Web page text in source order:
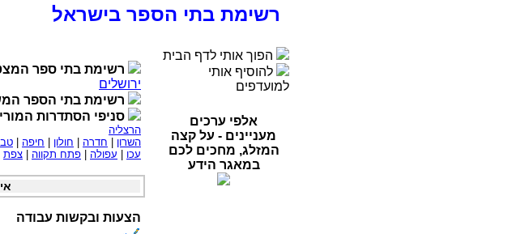
רשימת בתי הספר בישראל
הפוך אותי לדף הבית
להוסיף אותי
למועדפים
אלפי ערכים
מעניינים - על קצה
המזלג, מחכים לכם
במאגר הידע
רשימת בתי ספר
ירושלים
רשימת בתי הספר
סניפי הסתדרות
הרצליה
השרון
חדרה חולון חיפה
עכו
עפולה פתח תקווה צפת
הצעות ובקשות עבודה